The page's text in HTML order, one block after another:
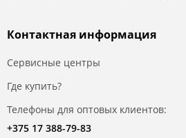
Контактная информация
Сервисные центры
Где купить?
Телефоны для оптовых клиентов:
+375 17 388-79-83